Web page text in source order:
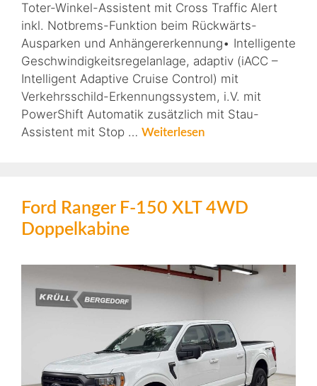
Toter-Winkel-Assistent mit Cross Traffic Alert
inkl. Notbrems-Funktion beim Rückwärts-
Ausparken und Anhängererkennung• Intelligente
Geschwindigkeitsregelanlage, adaptiv (iACC –
Intelligent Adaptive Cruise Control) mit
Verkehrsschild-Erkennungssystem, i.V. mit
PowerShift Automatik zusätzlich mit Stau-
Assistent mit Stop … Weiterlesen
Ford Ranger F-150 XLT 4WD
Doppelkabine